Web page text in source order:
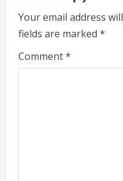
Your email address
fields are marked *
Comment*